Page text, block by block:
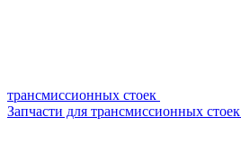
трансмиссионных стоек
Запчасти для трансмиссионных стоек